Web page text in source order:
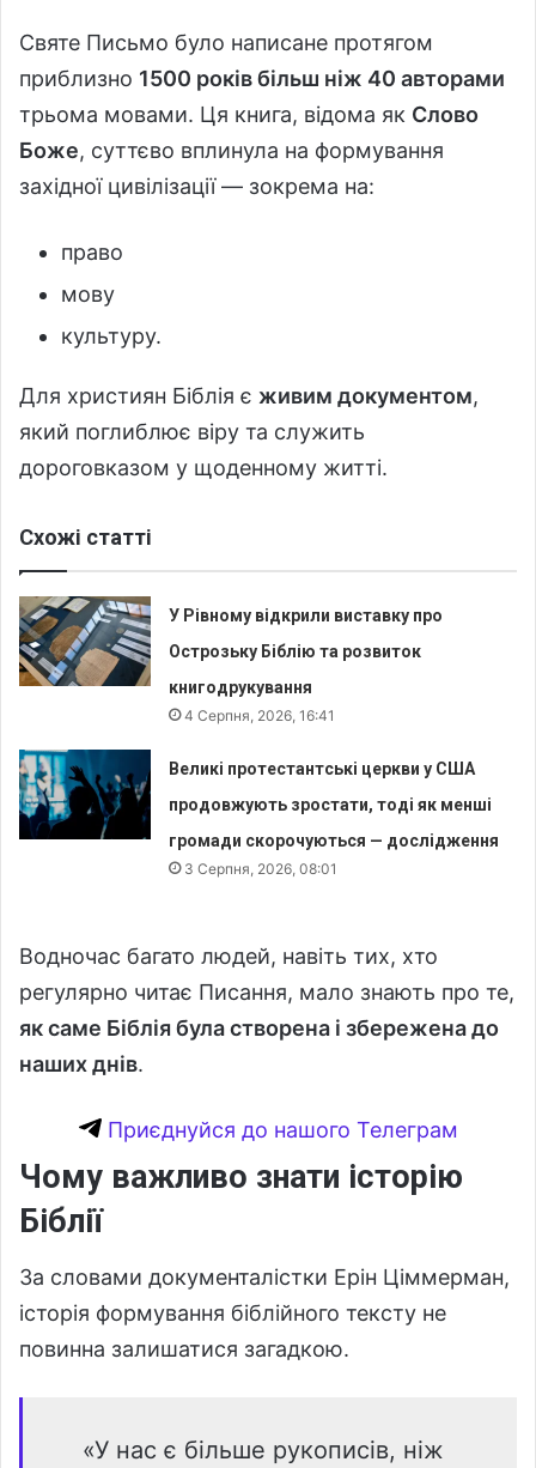
Святе Письмо було написане протягом
приблизно 1500 років більш ніж 40 авторами
трьома мовами. Ця книга, відома як Слово
Боже, суттєво вплинула на формування
західної цивілізації — зокрема на:
право
мову
культуру.
Для християн Біблія є живим документом,
який поглиблює віру та служить
дороговказом у щоденному житті.
Схожі статті
У Рівному відкрили виставку про
Острозьку Біблію та розвиток
книгодрукування
4 Серпня, 2026, 16:41
Великі протестантські церкви у США
продовжують зростати, тоді як менші
громади скорочуються — дослідження
3 Серпня, 2026, 08:01
Водночас багато людей, навіть тих, хто
регулярно читає Писання, мало знають про те,
як саме Біблія була створена і збережена до
наших днів.
Приєднуйся до нашого Телеграм
Чому важливо знати історію
Біблії
За словами документалістки Ерін Ціммерман,
історія формування біблійного тексту не
повинна залишатися загадкою.
«У нас є більше рукописів, ніж